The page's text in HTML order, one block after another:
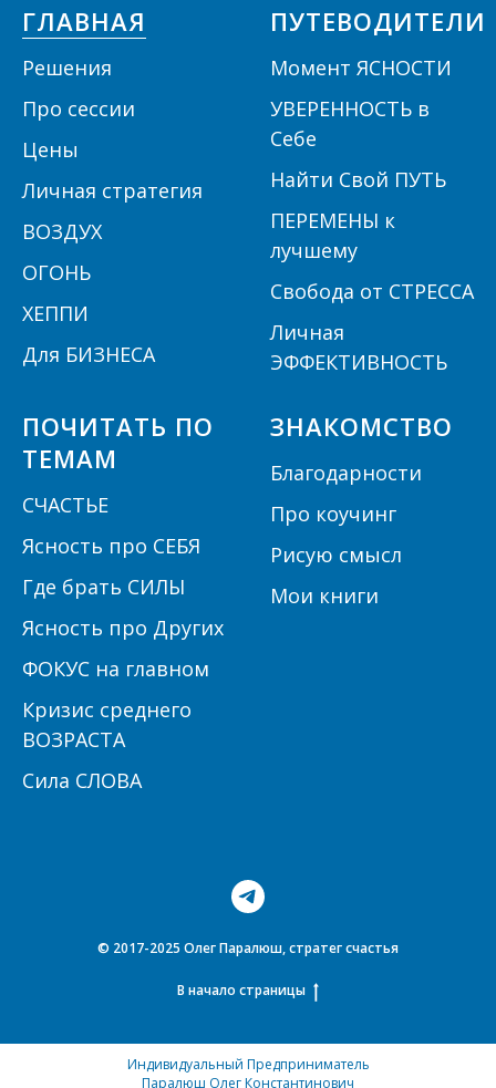
ГЛАВНАЯ
Решения
Про сессии
Цены
Личная стратегия
ВОЗДУХ
ОГОНЬ
ХЕППИ
Для БИЗНЕСА
ПУТЕВОДИТЕЛИ
Момент ЯСНОСТИ
УВЕРЕННОСТЬ в
Себе
Найти Свой ПУТЬ
ПЕРЕМЕНЫ к
лучшему
Свобода от СТРЕССА
Личная
ЭФФЕКТИВНОСТЬ
ПОЧИТАТЬ ПО
ТЕМАМ
СЧАСТЬЕ
Ясность про СЕБЯ
Где брать СИЛЫ
Ясность про Других
ФОКУС на главном
Кризис среднего
ВОЗРАСТА
Сила СЛОВА
ЗНАКОМСТВО
Благодарности
Про коучинг
Рисую смысл
Мои книги
© 2017-2025 Олег Паралюш, стратег счастья
В начало страницы
Индивидуальный Предприниматель
Паралюш Олег Константинович